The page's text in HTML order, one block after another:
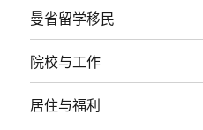
曼省留学移民
院校与工作
居住与福利